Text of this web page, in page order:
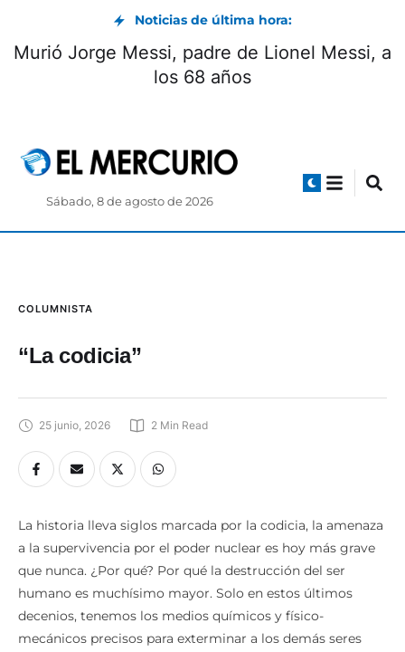
Noticias de última hora:
Murió Jorge Messi, padre de Lionel Messi, a
los 68 años
Sábado, 8 de agosto de 2026
COLUMNISTA
“La codicia”
25 junio, 2026 2 Min Read
La historia lleva siglos marcada por la codicia, la amenaza
a la supervivencia por el poder nuclear es hoy más grave
que nunca. ¿Por qué? Por qué la destrucción del ser
humano es muchísimo mayor. Solo en estos últimos
decenios, tenemos los medios químicos y físico-
mecánicos precisos para exterminar a los demás seres